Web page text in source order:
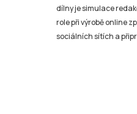
dílny je simulace
role při výrobě online
sociálních sítích a